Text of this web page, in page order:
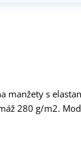
manžety s
280 g/m2.